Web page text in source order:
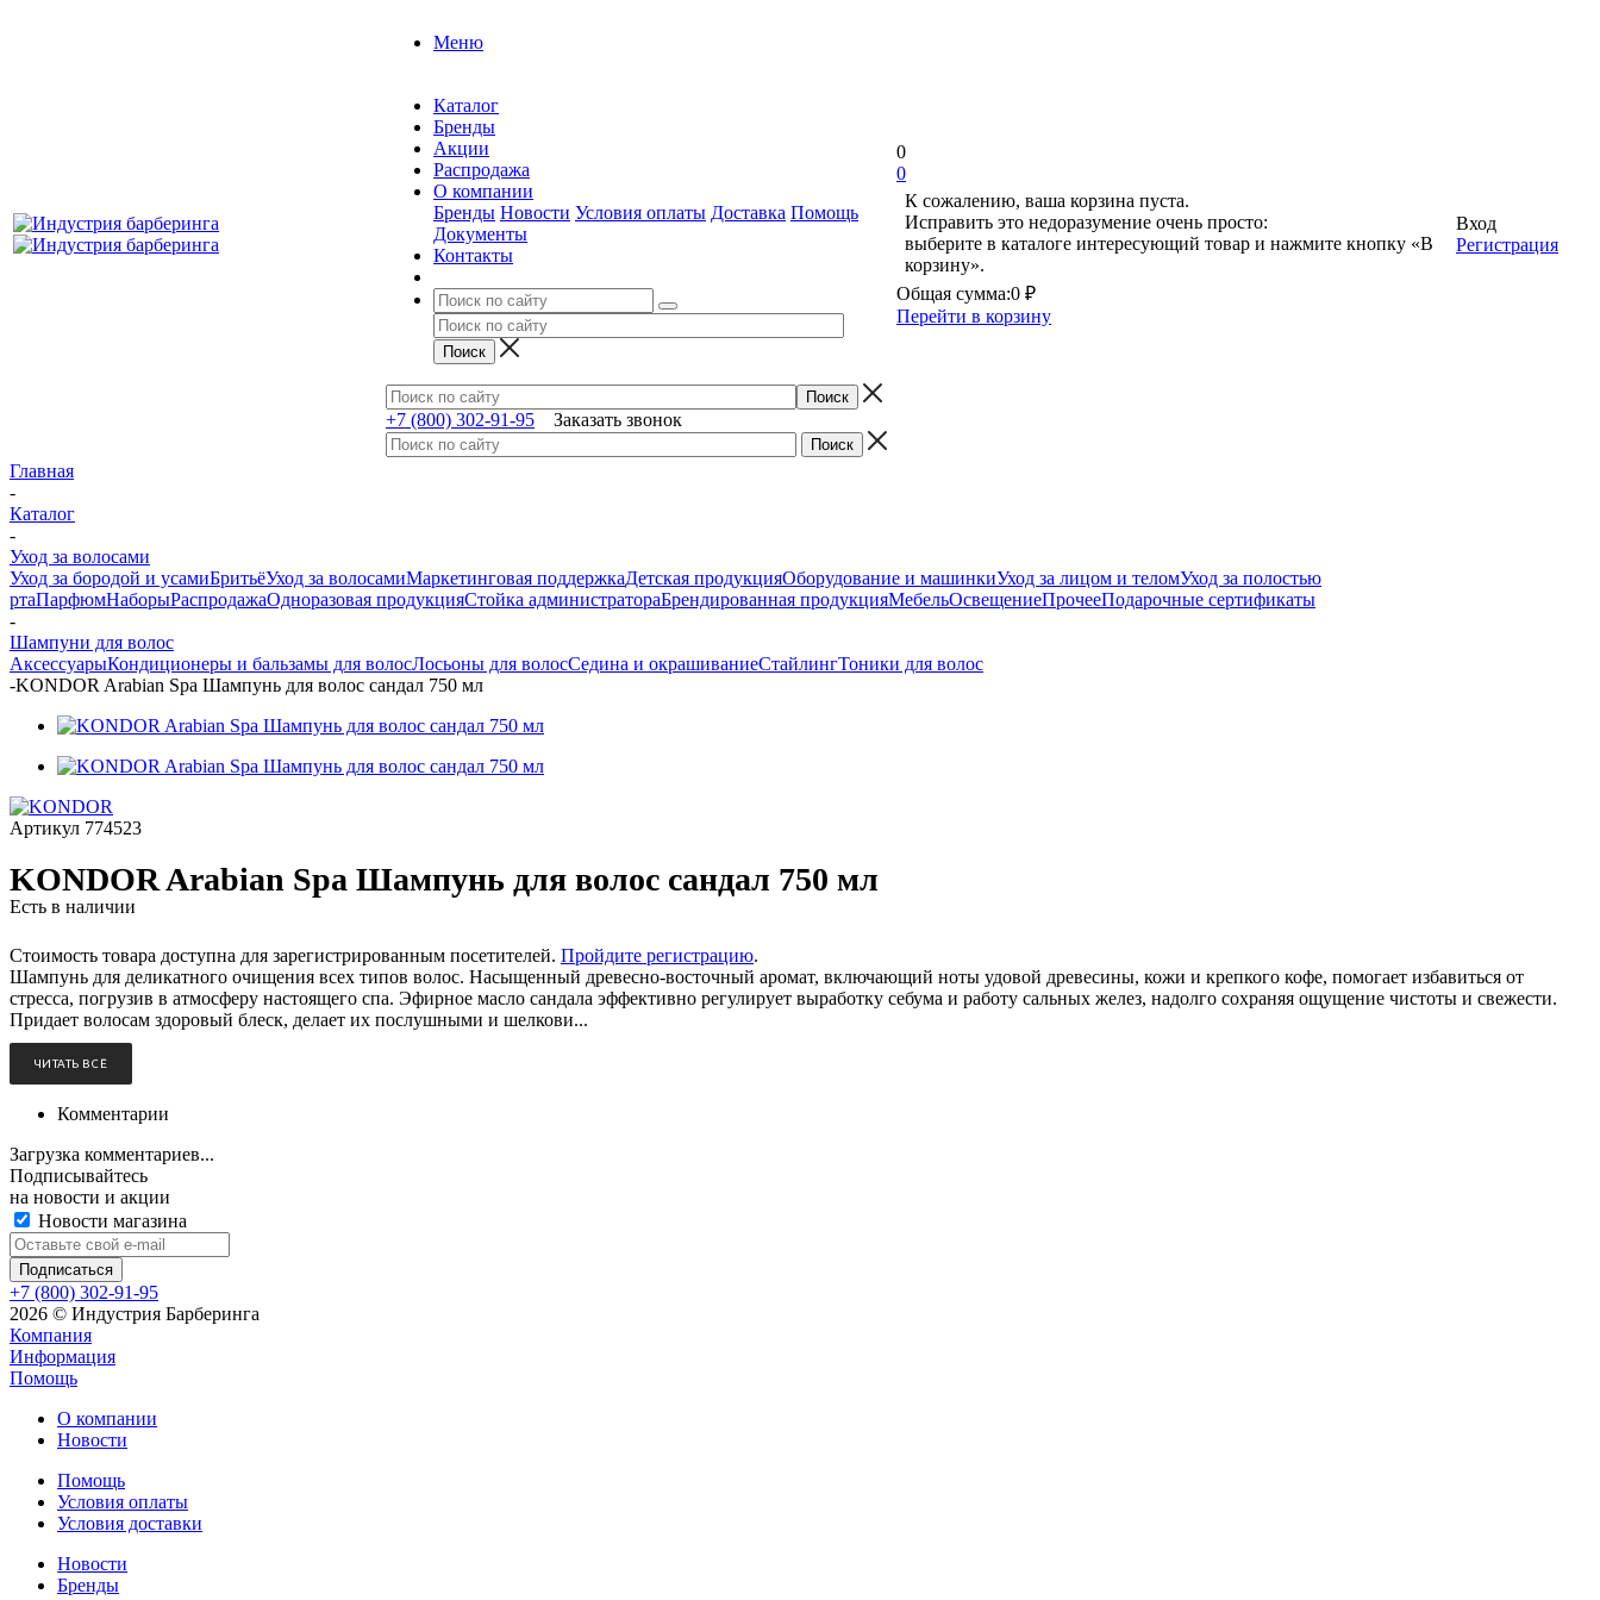
Меню
Каталог
Бренды
Акции
Распродажа
О компании
Бренды Новости Условия оплаты Доставка Помощь
Документы
Контакты
+7 (800) 302-91-95 Заказать звонок
0
0
К сожалению, ваша корзина пуста.
Исправить это недоразумение очень просто:
выберите в каталоге интересующий товар и нажмите кнопку «В
корзину».
Общая сумма:0 ₽
Перейти в корзину
Вход
Регистрация
Главная
-
Каталог
-
Уход за волосами
Уход за бородой и усамиБритьёУход за волосамиМаркетинговая поддержкаДетская продукцияОборудование и машинкиУход за лицом и теломУход за полостью
ртаПарфюмНаборыРаспродажаОдноразовая продукцияСтойка администратораБрендированная продукцияМебельОсвещениеПрочееПодарочные сертификаты
-
Шампуни для волос
АксессуарыКондиционеры и бальзамы для волосЛосьоны для волосСедина и окрашиваниеСтайлингТоники для волос
-KONDOR Arabian Spa Шампунь для волос сандал 750 мл
Артикул 774523
KONDOR Arabian Spa Шампунь для волос сандал 750 мл
Есть в наличии
Стоимость товара доступна для зарегистрированным посетителей. Пройдите регистрацию.
Шампунь для деликатного очищения всех типов волос. Насыщенный древесно-восточный аромат, включающий ноты удовой древесины, кожи и крепкого кофе, помогает избавиться от
стресса, погрузив в атмосферу настоящего спа. Эфирное масло сандала эффективно регулирует выработку себума и работу сальных желез, надолго сохраняя ощущение чистоты и свежести.
Придает волосам здоровый блеск, делает их послушными и шелкови...
ЧИТАТЬ ВСЁ
Комментарии
Загрузка комментариев...
Подписывайтесь
на новости и акции
Новости магазина
+7 (800) 302-91-95
2026 © Индустрия Барберинга
Компания
Информация
Помощь
О компании
Новости
Помощь
Условия оплаты
Условия доставки
Новости
Бренды